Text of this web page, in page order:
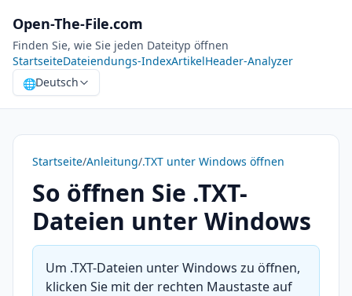
Open-The-File.com
Finden Sie, wie Sie jeden Dateityp öffnen
StartseiteDateiendungs-IndexArtikelHeader-Analyzer
🌐Deutsch
Startseite/Anleitung/.TXT unter Windows öffnen
So öffnen Sie .TXT-
Dateien unter Windows
Um .TXT-Dateien unter Windows zu öffnen,
klicken Sie mit der rechten Maustaste auf